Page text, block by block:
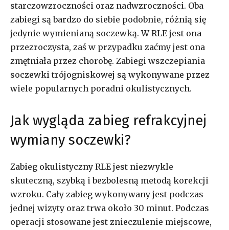
starczowzroczności oraz nadwzroczności. Oba
zabiegi są bardzo do siebie podobnie, różnią się
jedynie wymienianą soczewką. W RLE jest ona
przezroczysta, zaś w przypadku zaćmy jest ona
zmętniała przez chorobę. Zabiegi wszczepiania
soczewki trójogniskowej są wykonywane przez
wiele popularnych poradni okulistycznych.
Jak wygląda zabieg refrakcyjnej
wymiany soczewki?
Zabieg okulistyczny RLE jest niezwykle
skuteczną, szybką i bezbolesną metodą korekcji
wzroku. Cały zabieg wykonywany jest podczas
jednej wizyty oraz trwa około 30 minut. Podczas
operacji stosowane jest znieczulenie miejscowe,